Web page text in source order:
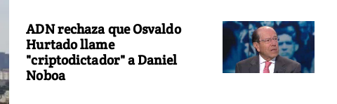
ADN rechaza que Osvaldo
Hurtado llame
"criptodictador" a Daniel
Noboa